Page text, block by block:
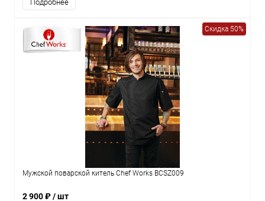
Подробнее
Скидка 50%
Мужской поварской китель Chef Works BCSZ009
2 900 ₽/ шт